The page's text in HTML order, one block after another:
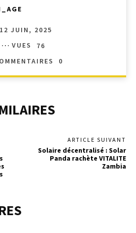
12 JUIN, 2025
VUES
76
0
ARTICLE SUIVANT
Solaire décentralisé : Solar
Panda rachète VITALITE
Zambia